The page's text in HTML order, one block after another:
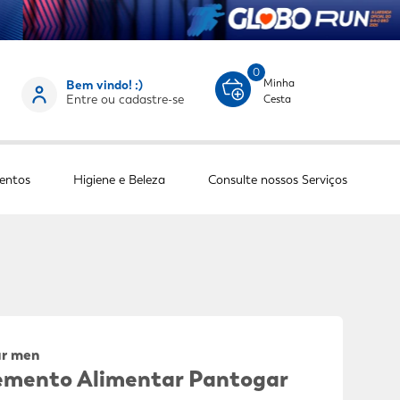
Bem vindo! :)
Entre ou cadastre-se
0
Minha
Cesta
Higiene e Beleza Consulte nossos Serviços
men
Alimentar Pantogar